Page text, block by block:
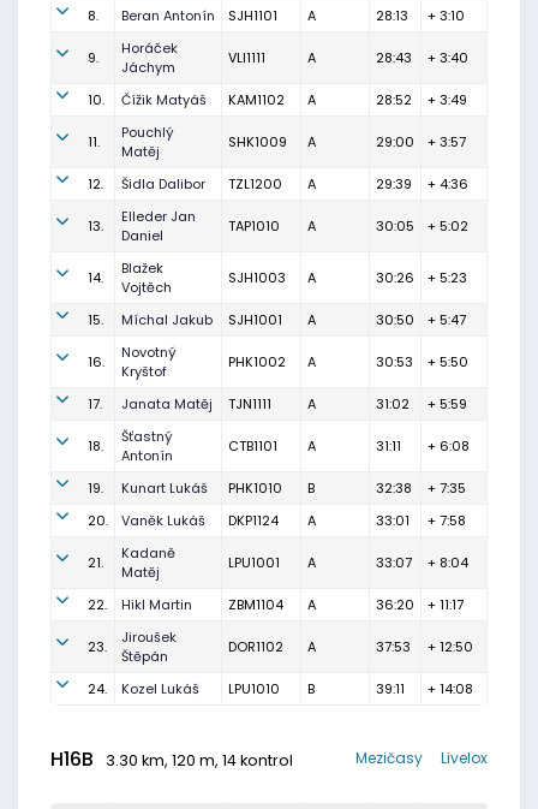
8. Beran Antonín SJH1101 A 28:13 + 3:10
9.
Horáček
Jáchym
VLI1111 A 28:43 + 3:40
10. Čížik Matyáš KAM1102 A 28:52 + 3:49
11.
Pouchlý
Matěj
SHK1009 A 29:00 + 3:57
12. Šidla Dalibor TZL1200 A 29:39 + 4:36
13.
Elleder Jan
Daniel
TAP1010 A 30:05 + 5:02
14.
Blažek
Vojtěch
SJH1003 A 30:26 + 5:23
15. Míchal Jakub SJH1001 A 30:50 + 5:47
16.
Novotný
Kryštof
PHK1002 A 30:53 + 5:50
17. Janata Matěj TJN1111 A 31:02 + 5:59
18.
Šťastný
Antonín
CTB1101 A 31:11 + 6:08
19. Kunart Lukáš PHK1010 B 32:38
+ 7:35
20.
Vaněk Lukáš DKP1124 A 33:01 + 7:58
21.
Kadaně
Matěj
LPU1001 A 33:07 + 8:04
22. Hikl Martin ZBM1104 A 36:20 + 11:17
23.
Jiroušek
Štěpán
DOR1102 A 37:53 + 12:50
24. Kozel Lukáš LPU1010 B 39:11 + 14:08
H16B 3.30 km, 120 m, 14 kontrol Livelox
Mezičasy